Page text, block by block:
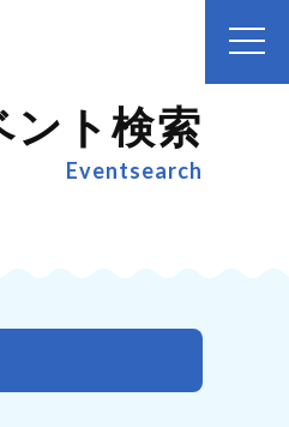
ント検索
Eventsearch